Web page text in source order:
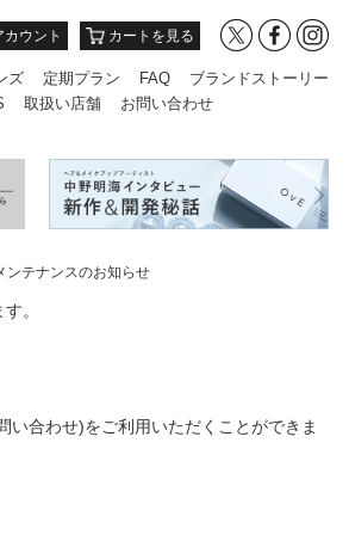
カウント カートを見る
ズ 定期プラン FAQ
ブランドストーリー
取扱い店舗 お問い合わせ
ンテナンスのお知らせ
。
い合わせ)をご利用いただくことができま